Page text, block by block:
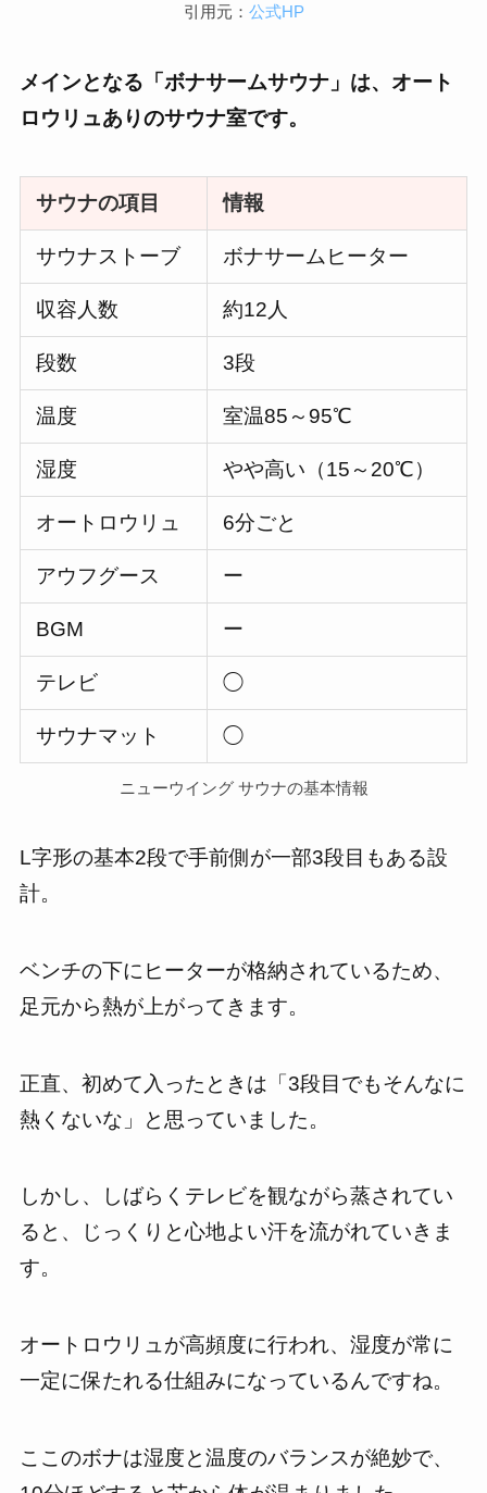
引用元： 公式HP
メインとなる「ボナサームサウナ」は、オート
ロウリュありのサウナ室です。
サウナの項目 情報
サウナストーブ ボナサームヒーター
収容人数 約12人
段数 3段
温度 室温85～95℃
湿度 やや高い（15～20℃）
オートロウリュ 6分ごと
アウフグース ー
BGM ー
テレビ ◯
サウナマット ◯
ニューウイング サウナの基本情報
L字形の基本2段で手前側が一部3段目もある設
計。
ベンチの下にヒーターが格納されているため、
足元から熱が上がってきます。
正直、初めて入ったときは「3段目でもそんなに
熱くないな」と思っていました。
しかし、しばらくテレビを観ながら蒸されてい
ると、じっくりと心地よい汗を流がれていきま
す。
オートロウリュが高頻度に行われ、湿度が常に
一定に保たれる仕組みになっているんですね。
ここのボナは湿度と温度のバランスが絶妙で、